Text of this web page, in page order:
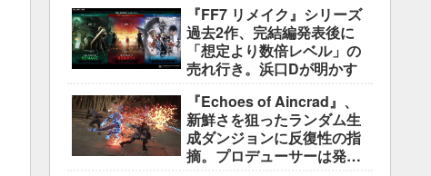
『FF7 リメイク』シリーズ
過去2作、完結編発表後に
「想定より数倍レベル」の
売れ行き。浜口Dが明かす
『Echoes of Aincrad』、
新鮮さを狙ったランダム生
成ダンジョンに反復性の指
摘。プロデューサーは発売